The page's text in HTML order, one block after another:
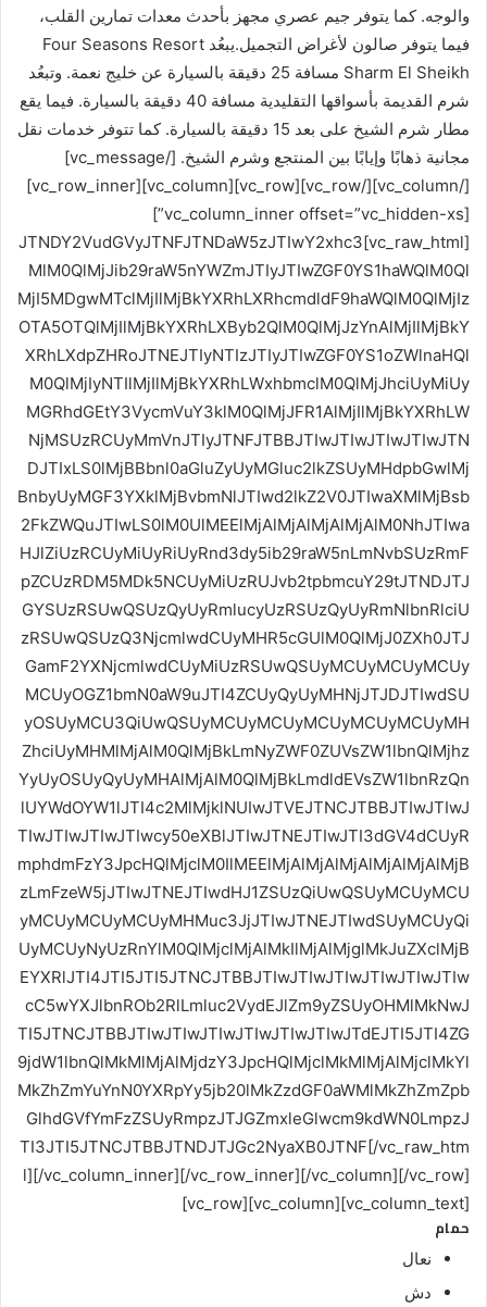
والوجه. كما يتوفر جيم عصري مجهز بأحدث معدات تمارين القلب،
فيما يتوفر صالون لأغراض التجميل.يبعُد Four Seasons Resort
Sharm El Sheikh مسافة 25 دقيقة بالسيارة عن خليج نعمة. وتبعُد
شرم القديمة بأسواقها التقليدية مسافة 40 دقيقة بالسيارة. فيما يقع
مطار شرم الشيخ على بعد 15 دقيقة بالسيارة. كما تتوفر خدمات نقل
مجانية ذهابًا وإيابًا بين المنتجع وشرم الشيخ. [/vc_message]
[/vc_column][/vc_row][vc_row][vc_column][vc_row_inner]
[vc_column_inner offset=”vc_hidden-xs”]
[vc_raw_html]JTNDY2VudGVyJTNFJTNDaW5zJTIwY2xhc3
MlM0QlMjJib29raW5nYWZmJTIyJTIwZGF0YS1haWQlM0Ql
MjI5MDgwMTclMjIlMjBkYXRhLXRhcmdldF9haWQlM0QlMjIz
OTA5OTQlMjIlMjBkYXRhLXByb2QlM0QlMjJzYnAlMjIlMjBkY
XRhLXdpZHRoJTNEJTIyNTIzJTIyJTIwZGF0YS1oZWlnaHQl
M0QlMjIyNTIlMjIlMjBkYXRhLWxhbmclM0QlMjJhciUyMiUy
MGRhdGEtY3VycmVuY3klM0QlMjJFR1AlMjIlMjBkYXRhLW
NjMSUzRCUyMmVnJTIyJTNFJTBBJTIwJTIwJTIwJTIwJTN
DJTIxLS0lMjBBbnl0aGluZyUyMGluc2lkZSUyMHdpbGwlMj
BnbyUyMGF3YXklMjBvbmNlJTIwd2lkZ2V0JTIwaXMlMjBsb
2FkZWQuJTIwLS0lM0UlMEElMjAlMjAlMjAlMjAlM0NhJTIwa
HJlZiUzRCUyMiUyRiUyRnd3dy5ib29raW5nLmNvbSUzRmF
pZCUzRDM5MDk5NCUyMiUzRUJvb2tpbmcuY29tJTNDJTJ
GYSUzRSUwQSUzQyUyRmlucyUzRSUzQyUyRmNlbnRlciU
zRSUwQSUzQ3NjcmlwdCUyMHR5cGUlM0QlMjJ0ZXh0JTJ
GamF2YXNjcmlwdCUyMiUzRSUwQSUyMCUyMCUyMCUy
MCUyOGZ1bmN0aW9uJTI4ZCUyQyUyMHNjJTJDJTIwdSU
yOSUyMCU3QiUwQSUyMCUyMCUyMCUyMCUyMCUyMH
ZhciUyMHMlMjAlM0QlMjBkLmNyZWF0ZUVsZW1lbnQlMjhz
YyUyOSUyQyUyMHAlMjAlM0QlMjBkLmdldEVsZW1lbnRzQn
lUYWdOYW1lJTI4c2MlMjklNUIwJTVEJTNCJTBBJTIwJTIwJ
TIwJTIwJTIwJTIwcy50eXBlJTIwJTNEJTIwJTI3dGV4dCUyR
mphdmFzY3JpcHQlMjclM0IlMEElMjAlMjAlMjAlMjAlMjAlMjB
zLmFzeW5jJTIwJTNEJTIwdHJ1ZSUzQiUwQSUyMCUyMCU
yMCUyMCUyMCUyMHMuc3JjJTIwJTNEJTIwdSUyMCUyQi
UyMCUyNyUzRnYlM0QlMjclMjAlMkIlMjAlMjglMkJuZXclMjB
EYXRlJTI4JTI5JTI5JTNCJTBBJTIwJTIwJTIwJTIwJTIwJTIw
cC5wYXJlbnROb2RlLmluc2VydEJlZm9yZSUyOHMlMkNwJ
TI5JTNCJTBBJTIwJTIwJTIwJTIwJTIwJTIwJTdEJTI5JTI4ZG
9jdW1lbnQlMkMlMjAlMjdzY3JpcHQlMjclMkMlMjAlMjclMkYl
MkZhZmYuYnN0YXRpYy5jb20lMkZzdGF0aWMlMkZhZmZpb
GlhdGVfYmFzZSUyRmpzJTJGZmxleGlwcm9kdWN0LmpzJ
TI3JTI5JTNCJTBBJTNDJTJGc2NyaXB0JTNF[/vc_raw_htm
l][/vc_column_inner][/vc_row_inner][/vc_column][/vc_row]
[vc_row][vc_column][vc_column_text]
حمام
نعال
دش